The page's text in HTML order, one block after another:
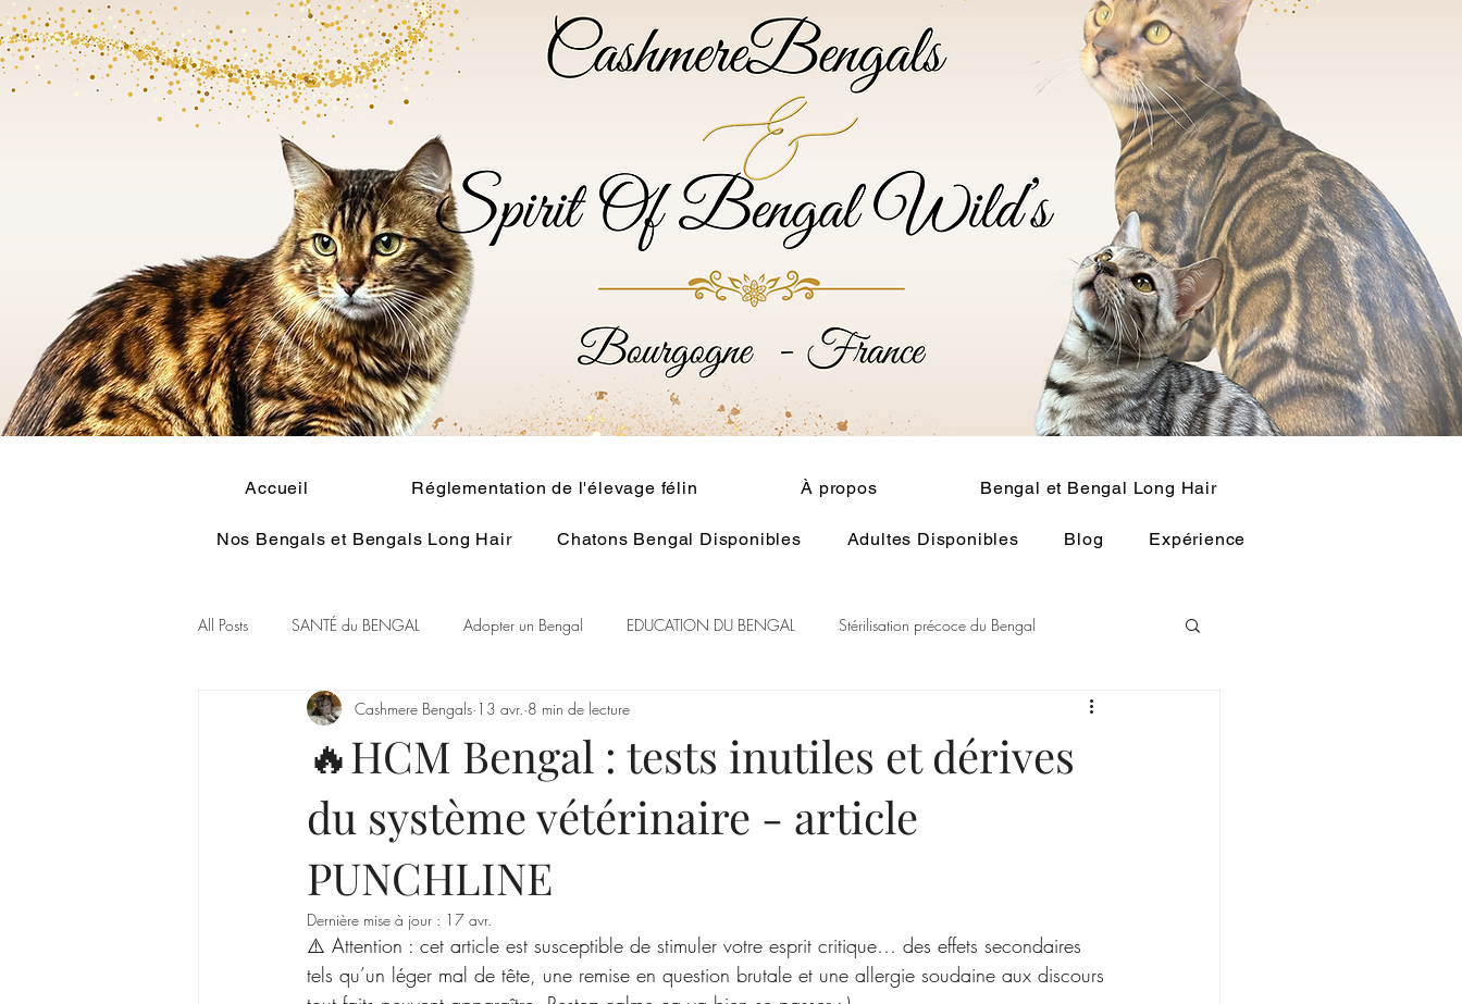
Accueil Réglementation de l'élevage félin À propos Bengal et Bengal Long Hair
Nos Bengals et Bengals Long Hair Chatons Bengal Disponibles Adultes Disponibles Blog Expérience
All Posts SANTÉ du BENGAL Adopter un Bengal EDUCATION DU BENGAL Stérilisation précoce du Bengal
Alimentation du BENGAL Pelage du Bengal BENGAL CASHMERE
Couleur Rare Bengal Chat et spiritualité Généralité ELEVAGE du BENGAL Ethologie du Bengal
GENE POIL LONG BENGAL
🔥HCM Bengal : tests inutiles et dérives
du système vétérinaire - article
PUNCHLINE
Cashmere Bengals 13 avr. 8 min de lecture
Dernière mise à jour : 17 avr.
⚠️ Attention : cet article est susceptible de stimuler votre esprit critique… des effets secondaires
tels qu’un léger mal de tête, une remise en question brutale et une allergie soudaine aux discours